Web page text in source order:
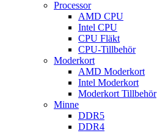
Processor
AMD CPU
Intel CPU
CPU Fläkt
CPU-Tillbehör
Moderkort
AMD Moderkort
Intel Moderkort
Moderkort Tillbehör
Minne
DDR5
DDR4